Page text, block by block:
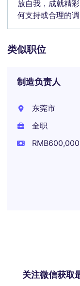
放自我，成就精
何支持或合理的调
类似职位
制造负责人
东莞市
全职
关注微信获取